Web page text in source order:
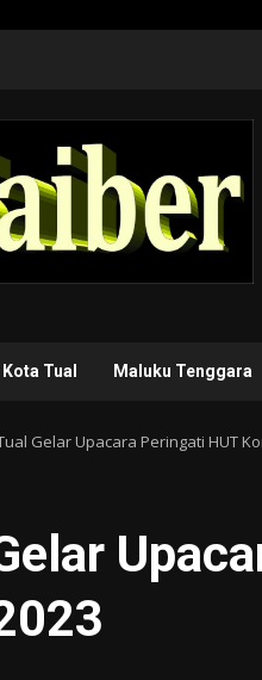
Kota Tual Maluku Tenggara
Gelar Upacara Peringati HUT